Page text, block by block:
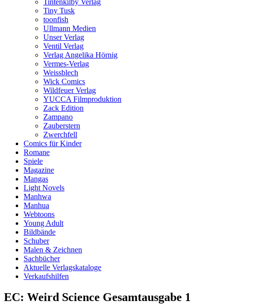
Tintenkilby Verlag
Tiny Tusk
toonfish
Ullmann Medien
Unser Verlag
Ventil Verlag
Verlag Angelika Hörnig
Vermes-Verlag
Weissblech
Wick Comics
Wildfeuer Verlag
YUCCA Filmproduktion
Zack Edition
Zampano
Zauberstern
Zwerchfell
Comics für Kinder
Romane
Spiele
Magazine
Mangas
Light Novels
Manhwa
Manhua
Webtoons
Young Adult
Bildbände
Schuber
Malen & Zeichnen
Sachbücher
Aktuelle Verlagskataloge
Verkaufshilfen
EC: Weird Science Gesamtausgabe 1